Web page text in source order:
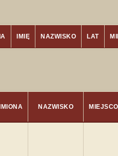
IMIĘ NAZWISKO LAT
IMIONA NAZWISKO